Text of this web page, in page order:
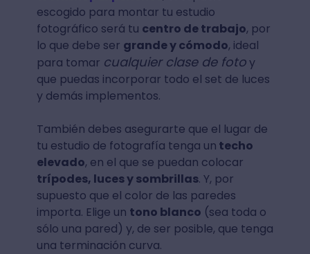
escogido para montar tu estudio
fotográfico será tu centro de trabajo, por
lo que debe ser grande y cómodo, ideal
para tomar cualquier clase de fotoy
que puedas incorporar todo el set de luces
y demás implementos.
También debes asegurarte que el lugar de
tu estudio de fotografía tenga un techo
elevado, en el que se puedan colocar
trípodes, luces y sombrillas. Y, por
supuesto que el color de las paredes
importa. Elige un tono blanco (sea toda o
sólo una pared) y, de ser posible, que tenga
una terminación curva.